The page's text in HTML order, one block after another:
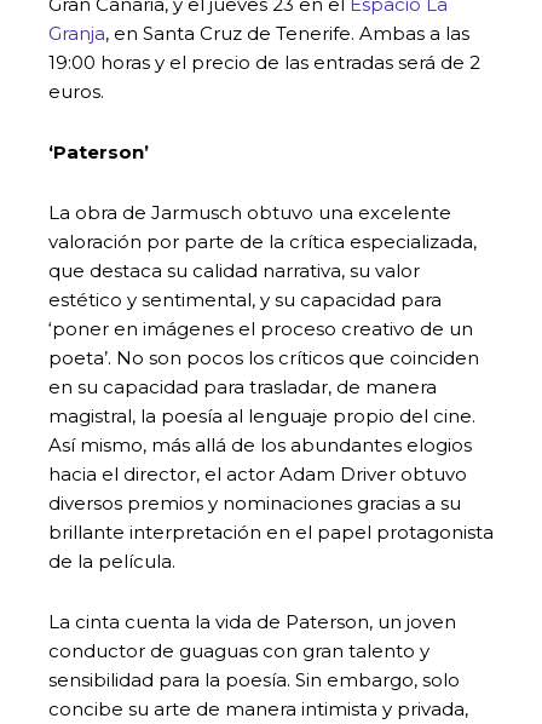
Granja, en Santa Cruz de Tenerife. Ambas a las
19:00 horas y el precio de las entradas será de 2
euros.
‘Paterson’
La obra de Jarmusch obtuvo una excelente
valoración por parte de la crítica especializada,
que destaca su calidad narrativa, su valor
estético y sentimental, y su capacidad para
‘poner en imágenes el proceso creativo de un
poeta’. No son pocos los críticos que coinciden
en su capacidad para trasladar, de manera
magistral, la poesía al lenguaje propio del cine.
Así mismo, más allá de los abundantes elogios
hacia el director, el actor Adam Driver obtuvo
diversos premios y nominaciones gracias a su
brillante interpretación en el papel protagonista
de la película.
La cinta cuenta la vida de Paterson, un joven
conductor de guaguas con gran talento y
sensibilidad para la poesía. Sin embargo, solo
concibe su arte de manera intimista y privada,